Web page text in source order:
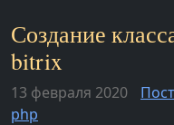
Создание
bitrix
13 февраля 2020
php